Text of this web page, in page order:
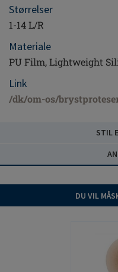
Størrelser
1-14 L/R
Materiale
PU Film, Lightweight
Link
/dk/om-os/
STIL
DU VIL